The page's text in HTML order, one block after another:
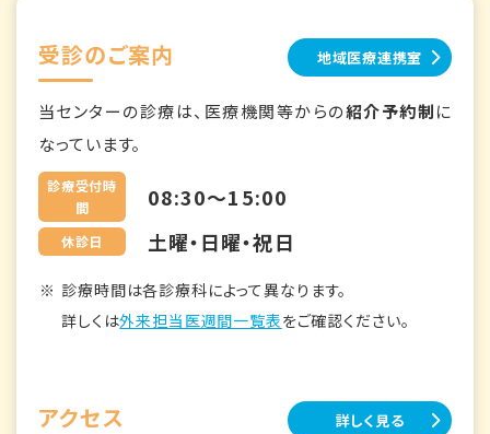
受診のご案内 地域医療連携室
当センターの診療は、医療機関等からの紹介予約制に
なっています。
診療受付時
間
08:30～15:00
休診日 土曜・日曜・祝日
診療時間は各診療科によって異なります。
詳しくは外来担当医週間一覧表をご確認ください。
アクセス 詳しく見る